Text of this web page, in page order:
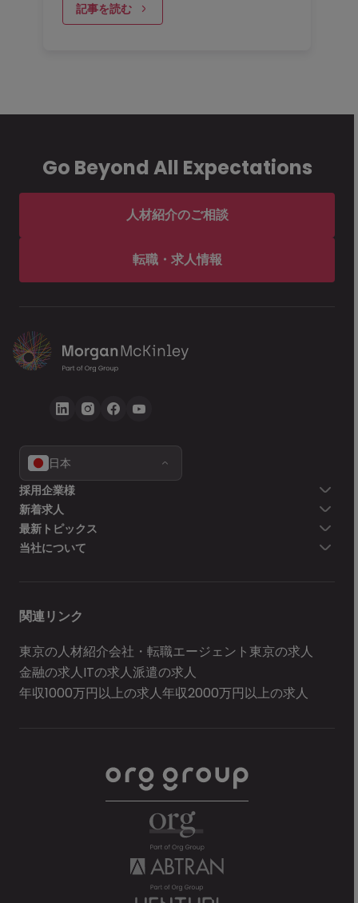
記事を読む
Go Beyond All Expectations
人材紹介のご相談
転職・求人情報
日本
採用企業様
新着求人
最新トピックス
当社について
関連リンク
東京の人材紹介会社・転職エージェント東京の求人
金融の求人ITの求人派遣の求人
年収1000万円以上の求人年収2000万円以上の求人